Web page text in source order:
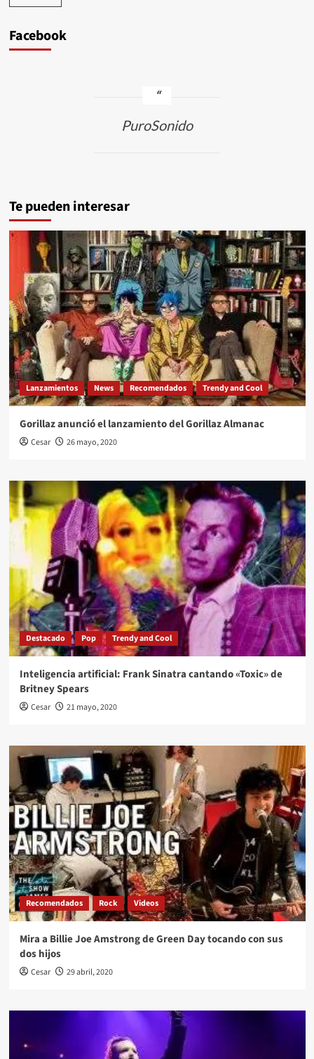
Facebook
PuroSonido
Te pueden interesar
Lanzamientos News Recomendados Trendy and Cool
Gorillaz anunció el lanzamiento del Gorillaz Almanac
Cesar 26 mayo, 2020
Destacado Pop Trendy and Cool
Inteligencia artificial: Frank Sinatra cantando «Toxic» de
Britney Spears
Cesar 21 mayo, 2020
Recomendados Rock Videos
Mira a Billie Joe Amstrong de Green Day tocando con sus
dos hijos
Cesar 29 abril, 2020